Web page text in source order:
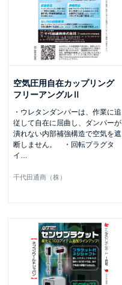
空気圧用自在カップリング
フリーアングルⅡ
・ウレタンダンパーは、作業に追
従して自在に屈曲し、ダンパーが
潰れない内部補強構造で空気を遮
断しません。 ・回転プラグタ
イ …
千代田通商（株）